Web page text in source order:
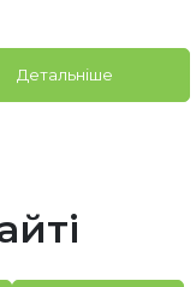
Детальніше